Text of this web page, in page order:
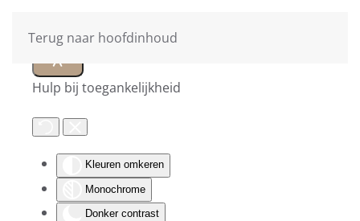
Hulp bij toegankelijkheid
Kleuren omkeren
Monochrome
Donker contrast
Terug naar hoofdinhoud